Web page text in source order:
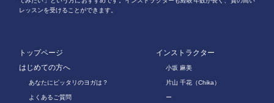
レッスンを受けることができます。
トップページ
はじめての方へ
あなたにピッタリのヨガは？
よくあるご質問
インストラクター
小坂 麻美
片山 千花（Chika）
ー